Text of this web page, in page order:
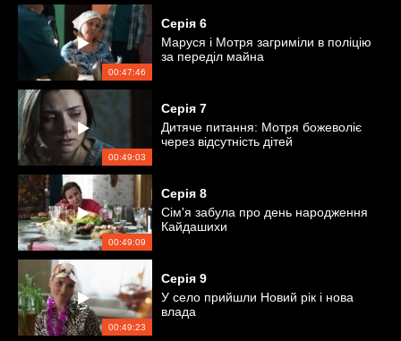
00:47:46
Серія 6
Маруся і Мотря загриміли в поліцію
за переділ майна
00:49:03
Серія 7
Дитяче питання: Мотря божеволіє
через відсутність дітей
00:49:09
Серія 8
Сім'я забула про день народження
Кайдашихи
00:49:23
Серія 9
У село прийшли Новий рік і нова
влада